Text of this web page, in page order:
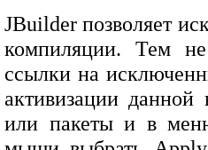
JBuilder позволяет
компиляции. Тем
ссылки на
активизации данной
или пакеты и в